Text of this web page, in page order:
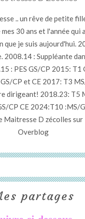
.. un rêve de petite
30 ans et l'année qui
que je suis aujourd'hui.
2008.14 : Suppléante
: PES GS/CP 2015: T1
CP et CE 2017: T3
dirigeant! 2018.23: T5
CP CE 2024:T10 :MS/
Maitresse D zécolles sur
Overblog
partages